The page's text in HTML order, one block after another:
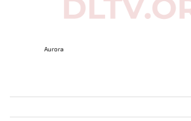
Aurora